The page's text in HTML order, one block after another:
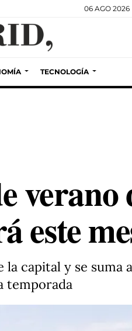
06 AGO 2026
TECNOLOGÍA
verano
este
capital y se suma
temporada